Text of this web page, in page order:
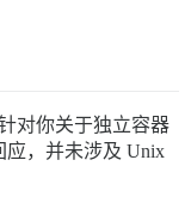
对你关于独立容器
应，并未涉及 Unix